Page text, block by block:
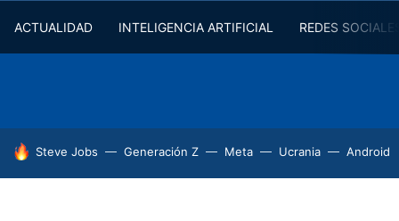
ACTUALIDAD INTELIGENCIA ARTIFICIAL REDES
HOY SE HABLA DE
Steve Jobs Generación Z Meta Ucrania Android